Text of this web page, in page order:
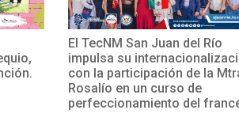
El TecNM San Juan del Río
impulsa su internacionalización
con la participación de la Mtra.
Rosalío en un curso de
perfeccionamiento del francés.